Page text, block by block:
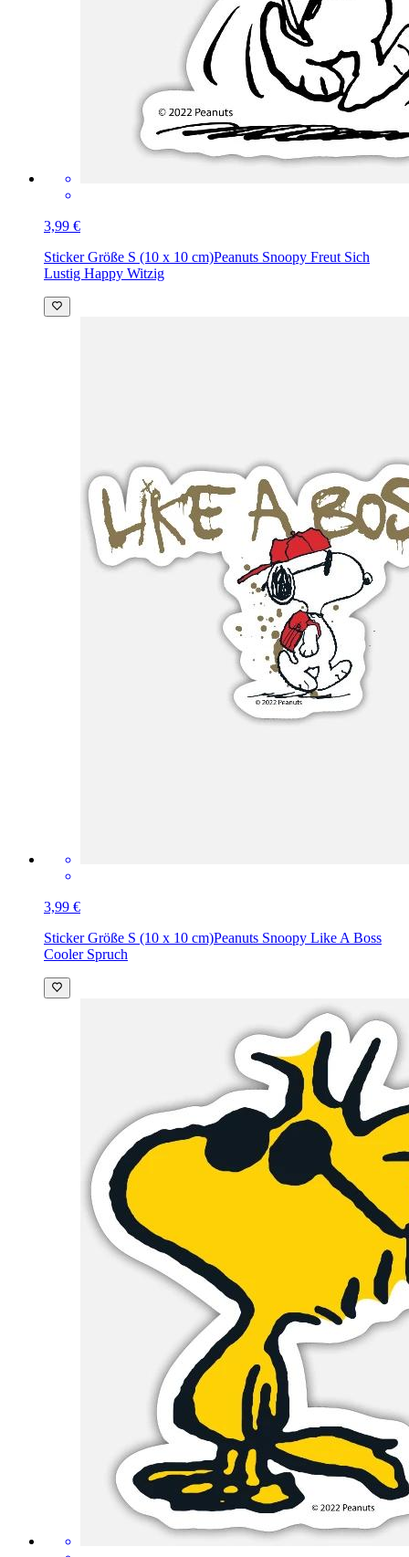
3,99 €
Sticker Größe S (10 x 10 cm)Peanuts Snoopy Freut Sich
Lustig Happy Witzig
3,99 €
Sticker Größe S (10 x 10 cm)Peanuts Snoopy Like A Boss
Cooler Spruch